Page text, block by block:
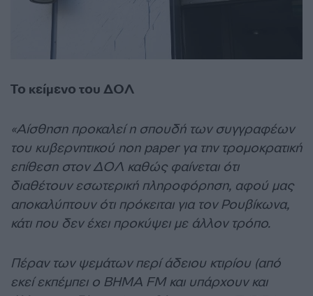
Το κείμενο του ΔΟΛ
«Αίσθηση προκαλεί η σπουδή των συγγραφέων
του κυβερνητικού non paper γα την τρομοκρατική
επίθεση στον ΔΟΛ καθώς φαίνεται ότι
διαθέτουν εσωτερική πληροφόρηση, αφού μας
αποκαλύπτουν ότι πρόκειται για τον Ρουβίκωνα,
κάτι που δεν έχει προκύψει με άλλον τρόπο.
Πέραν των ψεμάτων περί άδειου κτιρίου (από
εκεί εκπέμπει ο BHMA FM και υπάρχουν και